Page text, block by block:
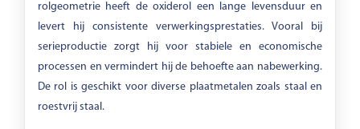
rolgeometrie heeft de oxiderol een lange levensduur en
levert hij consistente verwerkingsprestaties. Vooral bij
serieproductie zorgt hij voor stabiele en economische
processen en vermindert hij de behoefte aan nabewerking.
De rol is geschikt voor diverse plaatmetalen zoals staal en
roestvrij staal.